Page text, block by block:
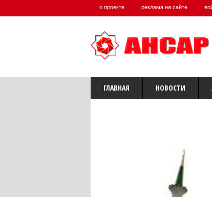
о проекте реклама на сайте
ГЛАВНАЯ НОВОСТИ